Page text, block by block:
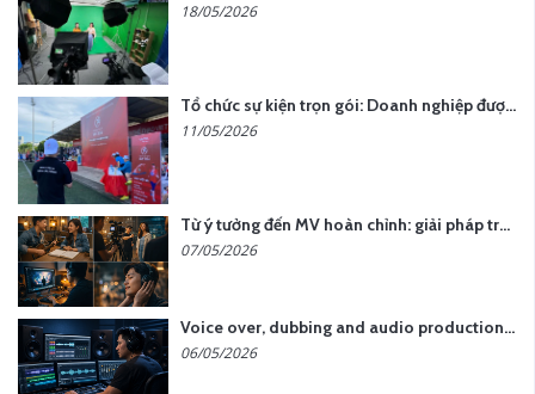
18/05/2026
Tổ chức sự kiện trọn gói: Doanh nghiệp được gì khi chọn đơn vị chuyên nghiệp?
11/05/2026
Từ ý tưởng đến MV hoàn chỉnh: giải pháp trọn gói tại YCN Media
07/05/2026
Voice over, dubbing and audio production services in Vietnam for global content
06/05/2026